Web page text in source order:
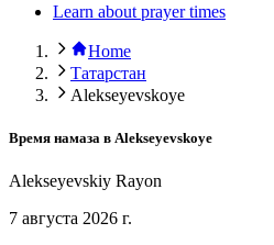
Learn about prayer times
Home
Татарстан
Alekseyevskoye
Время намаза в Alekseyevskoye
Alekseyevskiy Rayon
7 августа 2026 г.